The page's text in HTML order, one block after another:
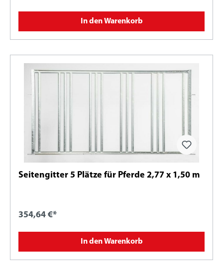
In den Warenkorb
Seitengitter 5 Plätze für Pferde 2,77 x 1,50 m
354,64 €*
In den Warenkorb